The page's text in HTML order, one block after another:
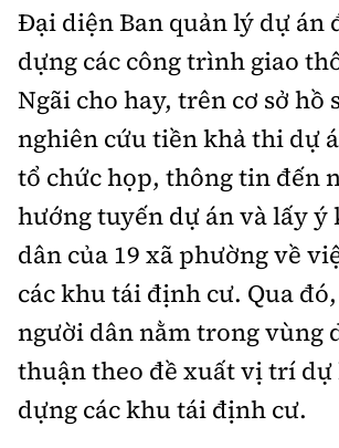
chấp thuận bằng văn bản.
Thông tin tòa
Đại diện Ban quản lý dự án
dựng các công trình giao
Ngãi cho hay, trên cơ sở hồ
nghiên cứu tiền khả thi dự
tổ chức họp, thông tin đến
hướng tuyến dự án và lấy ý
dân của 19 xã phường về
các khu tái định cư. Qua
người dân nằm trong vùng
thuận theo đề xuất vị trí
dựng các khu tái định cư.